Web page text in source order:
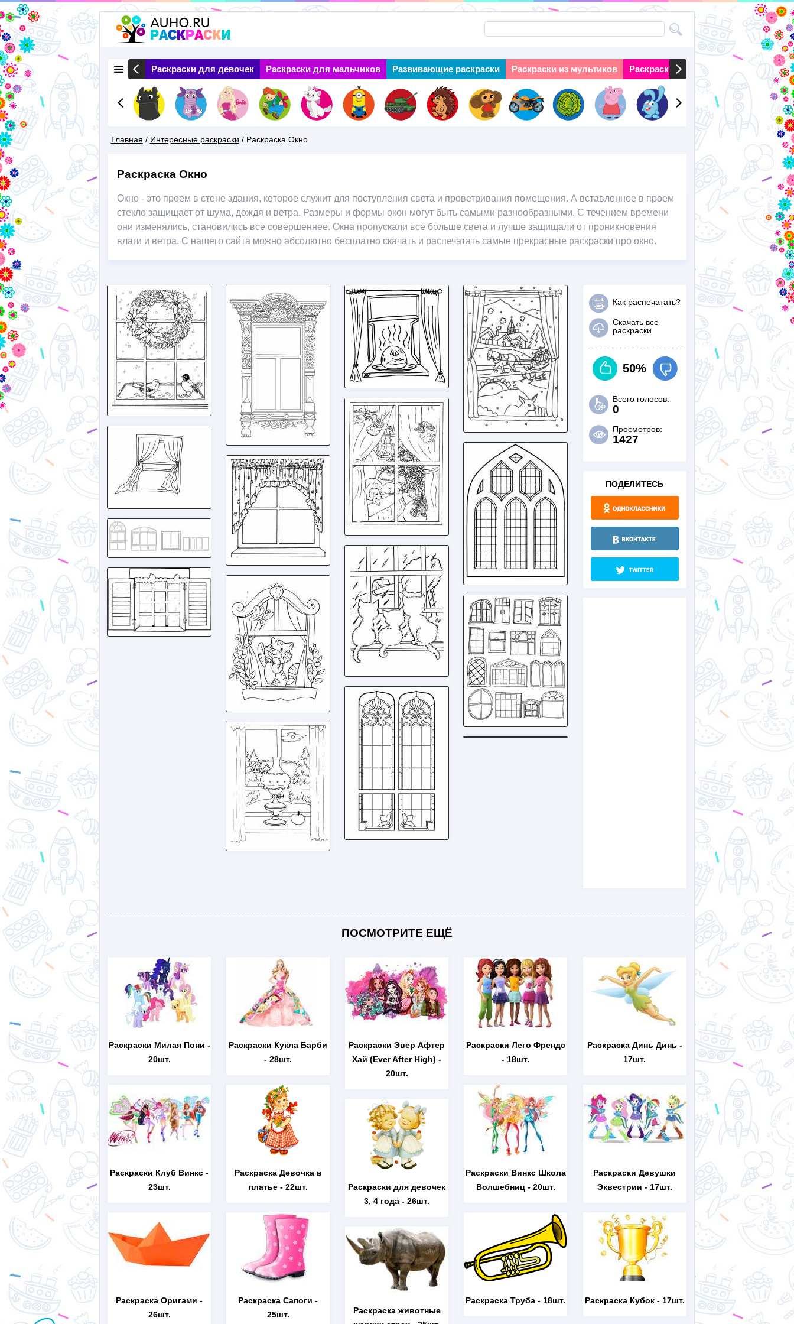
основному
содержанию
Раскраски Природа Раскраски для девочек Раскраски для мальчиков Развивающие раскраски Раскраски из мультиков Раскраски на праздники
Next
Здесь
Главная / Интересные раскраски / Раскраска Окно
Раскраска Окно
Окно - это проем в стене здания, которое служит для поступления света и проветривания помещения. А вставленное в проем
стекло защищает от шума, дождя и ветра. Размеры и формы окон могут быть самыми разнообразными. С течением времени
они изменялись, становились все совершеннее. Окна пропускали все больше света и лучше защищали от проникновения
влаги и ветра. С нашего сайта можно абсолютно бесплатно скачать и распечатать самые прекрасные раскраски про окно.
Как распечатать?
Скачать все
раскраски
50%
Всего голосов:
0
Просмотров:
1427
ПОДЕЛИТЕСЬ
ПОСМОТРИТЕ ЕЩЁ
Раскраски Милая Пони -
20шт.
Раскраски Клуб Винкс -
23шт.
Раскраска Оригами -
26шт.
Раскраски Кукла Барби
- 28шт.
Раскраска Девочка в
платье- 22шт.
Раскраска Сапоги -
25шт.
Раскраски Эвер Афтер
Хай (Ever After High) -
20шт.
Раскраски для девочек
3, 4 года - 26шт.
Раскраска животные
Раскраски Лего Френдс
- 18шт.
Раскраски Винкс Школа
Волшебниц- 20шт.
Раскраска Труба - 18шт.
Раскраска Динь Динь -
17шт.
Раскраски Девушки
Эквестрии - 17шт.
Раскраска Кубок- 17шт.